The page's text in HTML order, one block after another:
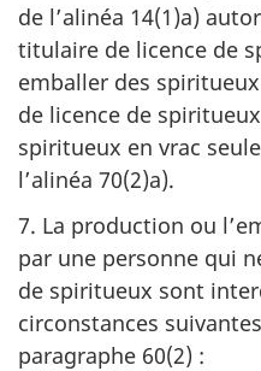
de l’alinéa 14(1)a)
titulaire de licence de
emballer des
de licence de
spiritueux en vrac
l’alinéa 70(2)a).
7. La production ou
par une personne qui
de spiritueux sont
circonstances
paragraphe 60(2) :